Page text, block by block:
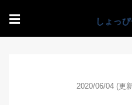
☰
2020/06/04 (更